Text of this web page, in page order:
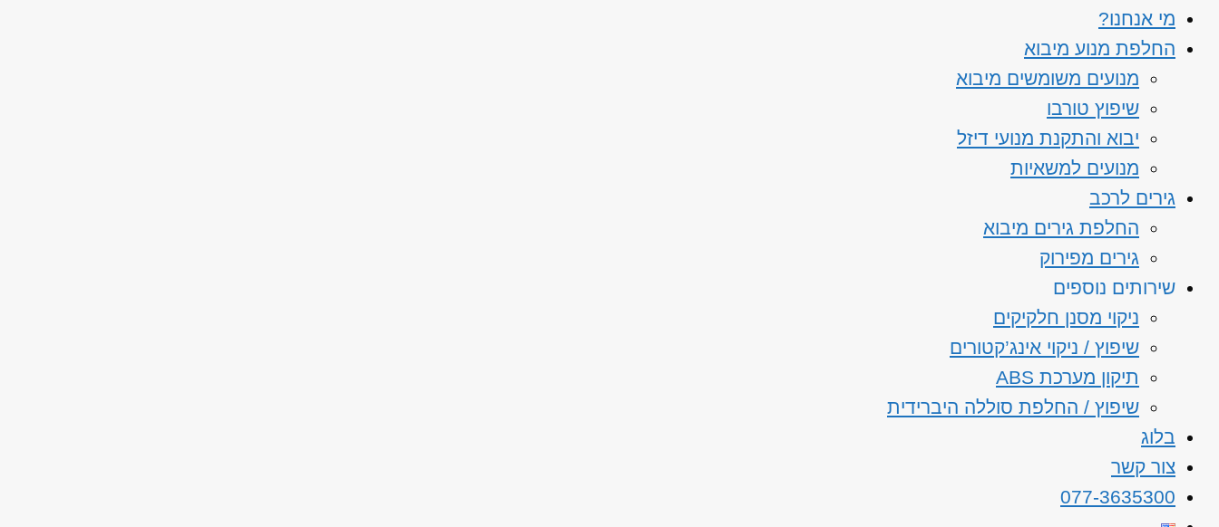
מי אנחנו?
החלפת מנוע מיבוא
מנועים משומשים מיבוא
שיפוץ טורבו
יבוא והתקנת מנועי דיזל
מנועים למשאיות
גירים לרכב
החלפת גירים מיבוא
גירים מפירוק
שירותים נוספים
ניקוי מסנן חלקיקים
שיפוץ / ניקוי אינג’קטורים
תיקון מערכת ABS
שיפוץ / החלפת סוללה היברידית
בלוג
צור קשר
077-3635300